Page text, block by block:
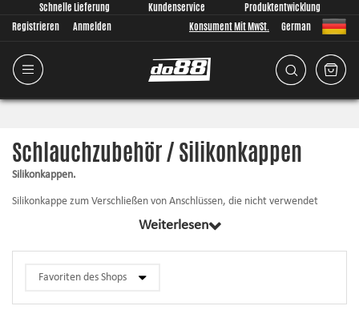
Schnelle Lieferung Kundenservice
Produktentwicklung
Registrieren
Anmelden Konsument Mit MwSt. German
Schlauchzubehör / Silikonkappen
Silikonkappen.
Silikonkappe zum Verschließen von Anschlüssen, die nicht verwendet
werden, zum Beispiel Rohrenden usw.
Können z.B. in Luft- und Kühlflüssigkeitssystem verwendet werden.
Weiterlesen